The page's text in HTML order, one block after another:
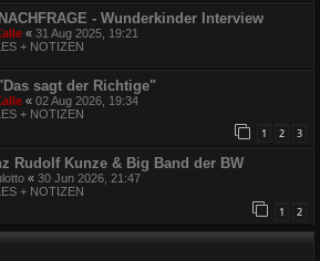
- Wunderkinder Interview
« 31 Aug 2025, 19:21
+ NOTIZEN
sagt der Richtige"
« 02 Aug 2026, 19:34
+ NOTIZEN
1 2 3
Rudolf Kunze & Big Band der BW
« 30 Jun 2026, 21:47
+ NOTIZEN
1 2